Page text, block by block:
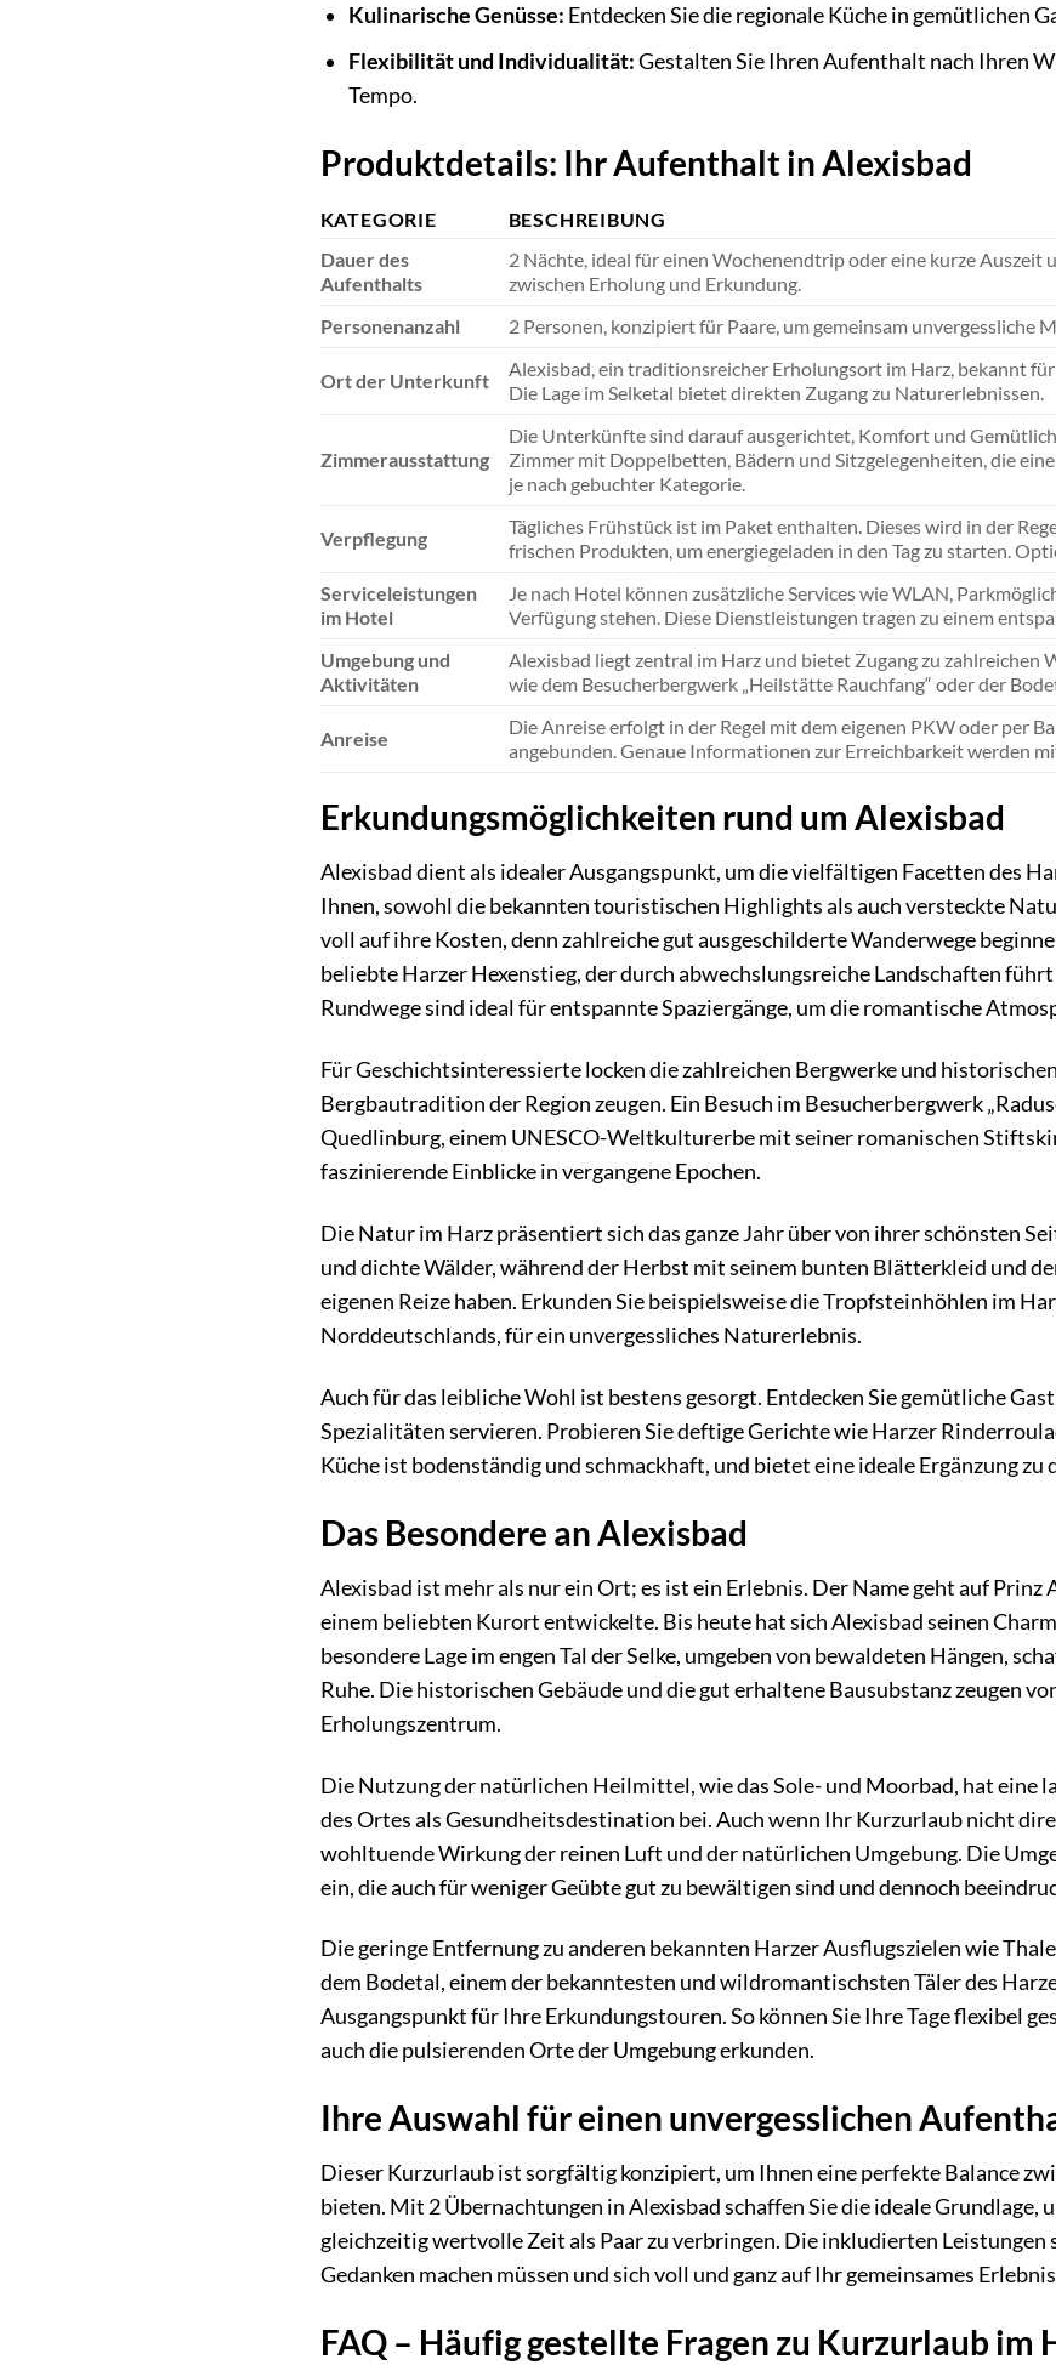
Kulinarische Genüsse: Entdecken Sie die regionale Küche in gemütlichen
Flexibilität und Individualität:Gestalten Sie Ihren Aufenthalt nach Ihren
Tempo.
Produktdetails: Ihr Aufenthalt in Alexisbad
KATEGORIE
BESCHREIBUNG
Dauer des
Aufenthalts
2 Nächte, ideal für einen Wochenendtrip oder eine kurze Auszeit
zwischen Erholung und Erkundung.
Personenanzahl
2 Personen, konzipiert für Paare, um gemeinsam unvergessliche
Ort der Unterkunft
Alexisbad, ein traditionsreicher Erholungsort im Harz, bekannt
Die Lage im Selketal bietet direkten Zugang zu Naturerlebnissen.
Zimmerausstattung
Die Unterkünfte sind darauf ausgerichtet, Komfort und
Zimmer mit Doppelbetten, Bädern und Sitzgelegenheiten, die
je nach gebuchter Kategorie.
Verpflegung
Tägliches Frühstück ist im Paket enthalten. Dieses wird in der
frischen Produkten, um energiegeladen in den Tag zu starten.
Serviceleistungen
im Hotel
Je nach Hotel können zusätzliche Services wie WLAN,
Verfügung stehen. Diese Dienstleistungen tragen zu einem
Umgebung und
Aktivitäten
Alexisbad liegt zentral im Harz und bietet Zugang zu zahlreichen
wie dem Besucherbergwerk „Heilstätte Rauchfang“ oder der
Anreise
Die Anreise erfolgt in der Regel mit dem eigenen PKW oder per
angebunden. Genaue Informationen zur Erreichbarkeit werden
Erkundungsmöglichkeiten rund um Alexisbad
Alexisbad dient als idealer Ausgangspunkt, um die vielfältigen Facetten des
Ihnen, sowohl die bekannten touristischen Highlights als auch versteckte
voll auf ihre Kosten, denn zahlreiche gut ausgeschilderte Wanderwege
beliebte Harzer Hexenstieg, der durch abwechslungsreiche Landschaften
Rundwege sind ideal für entspannte Spaziergänge, um die romantische
Für Geschichtsinteressierte locken die zahlreichen Bergwerke und
Bergbautradition der Region zeugen. Ein Besuch im Besucherbergwerk
Quedlinburg, einem UNESCO-Weltkulturerbe mit seiner romanischen
faszinierende Einblicke in vergangene Epochen.
Die Natur im Harz präsentiert sich das ganze Jahr über von ihrer schönsten
und dichte Wälder, während der Herbst mit seinem bunten Blätterkleid und
eigenen Reize haben. Erkunden Sie beispielsweise die Tropfsteinhöhlen im
Norddeutschlands, für ein unvergessliches Naturerlebnis.
Auch für das leibliche Wohl ist bestens gesorgt. Entdecken Sie gemütliche
Spezialitäten servieren. Probieren Sie deftige Gerichte wie Harzer
Küche ist bodenständig und schmackhaft, und bietet eine ideale Ergänzung
Das Besondere an Alexisbad
Alexisbad ist mehr als nur ein Ort; es ist ein Erlebnis. Der Name geht auf
einem beliebten Kurort entwickelte. Bis heute hat sich Alexisbad seinen
besondere Lage im engen Tal der Selke, umgeben von bewaldeten Hängen,
Ruhe. Die historischen Gebäude und die gut erhaltene Bausubstanz zeugen
Erholungszentrum.
Die Nutzung der natürlichen Heilmittel, wie das Sole- und Moorbad, hat eine
des Ortes als Gesundheitsdestination bei. Auch wenn Ihr Kurzurlaub nicht
wohltuende Wirkung der reinen Luft und der natürlichen Umgebung. Die
ein, die auch für weniger Geübte gut zu bewältigen sind und dennoch
Die geringe Entfernung zu anderen bekannten Harzer Ausflugszielen wie
dem Bodetal, einem der bekanntesten und wildromantischsten Täler des
Ausgangspunkt für Ihre Erkundungstouren. So können Sie Ihre Tage flexibel
auch die pulsierenden Orte der Umgebung erkunden.
Ihre Auswahl für einen unvergesslichen
Dieser Kurzurlaub ist sorgfältig konzipiert, um Ihnen eine perfekte Balance
bieten. Mit 2 Übernachtungen in Alexisbad schaffen Sie die ideale Grundlage,
gleichzeitig wertvolle Zeit als Paar zu verbringen. Die inkludierten Leistungen
Gedanken machen müssen und sich voll und ganz auf Ihr gemeinsames
FAQ – Häufig gestellte Fragen zu Kurzurlaub im